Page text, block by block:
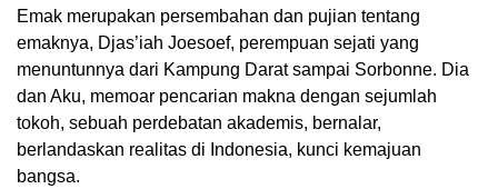
Emak merupakan persembahan dan pujian tentang
emaknya, Djas’iah Joesoef, perempuan sejati yang
menuntunnya dari Kampung Darat sampai Sorbonne. Dia
dan Aku, memoar pencarian makna dengan sejumlah
tokoh, sebuah perdebatan akademis, bernalar,
berlandaskan realitas di Indonesia, kunci kemajuan
bangsa.